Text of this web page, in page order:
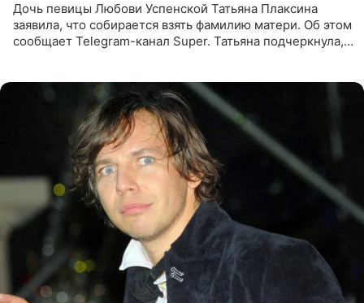
Дочь певицы Любови Успенской Татьяна Плаксина
заявила, что собирается взять фамилию матери. Об этом
сообщает Telegram-канал Super. Татьяна подчеркнула,